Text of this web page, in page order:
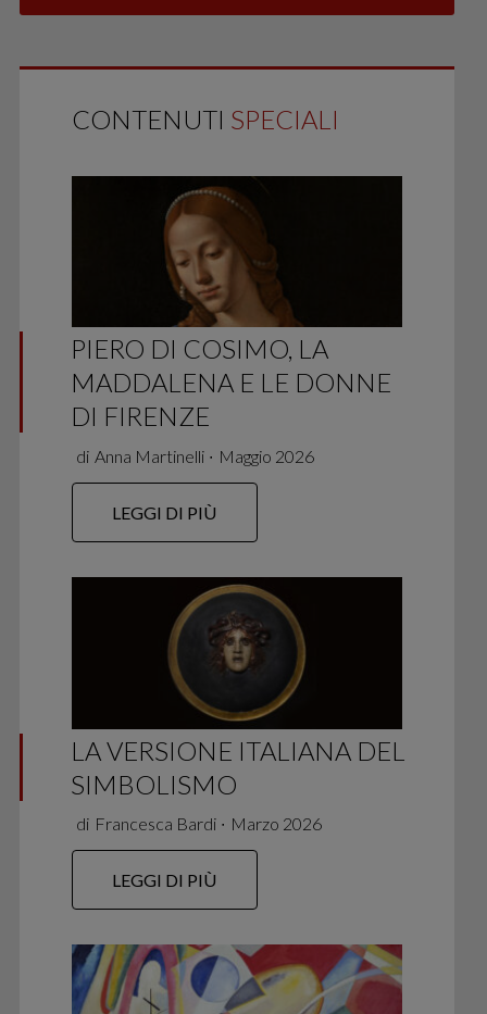
CONTENUTI SPECIALI
PIERO DI COSIMO, LA
MADDALENA E LE DONNE
DI FIRENZE
di Anna Martinelli ∙ Maggio 2026
LEGGI DI PIÙ
LA VERSIONE ITALIANA DEL
SIMBOLISMO
di Francesca Bardi ∙ Marzo 2026
LEGGI DI PIÙ